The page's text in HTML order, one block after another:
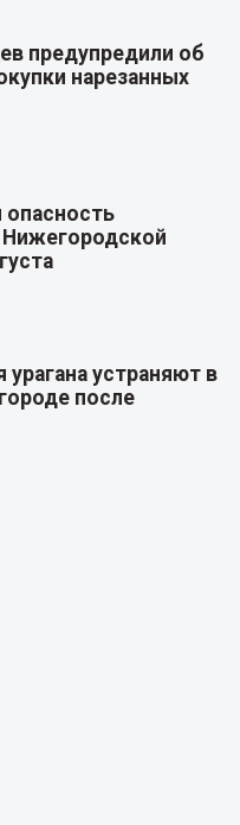
предупредили об
нарезанных
опасность
устраняют в
после